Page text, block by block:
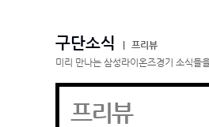
구단소식
프리뷰
미리 만나는 삼성라이온즈경기 소식들
프리뷰